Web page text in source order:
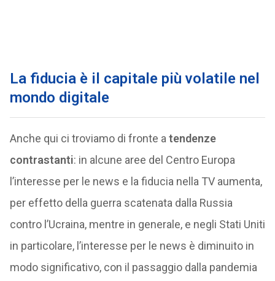
La fiducia è il capitale più volatile nel
mondo digitale
Anche qui ci troviamo di fronte a tendenze
contrastanti: in alcune aree del Centro Europa
l’interesse per le news e la fiducia nella TV aumenta,
per effetto della guerra scatenata dalla Russia
contro l’Ucraina, mentre in generale, e negli Stati Uniti
in particolare, l’interesse per le news è diminuito in
modo significativo, con il passaggio dalla pandemia